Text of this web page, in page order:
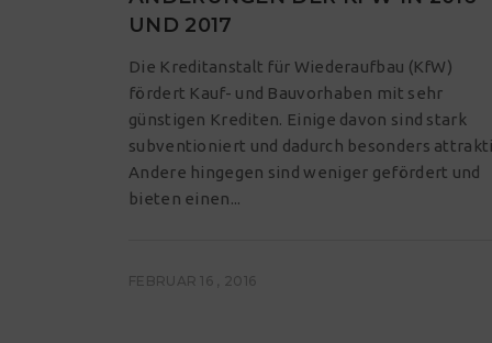
UND 2017
Die Kreditanstalt für Wiederaufbau (KfW)
fördert Kauf- und Bauvorhaben mit sehr
günstigen Krediten. Einige davon sind stark
subventioniert und dadurch besonders
Andere hingegen sind weniger gefördert und
bieten einen...
FEBRUAR 16 , 2016